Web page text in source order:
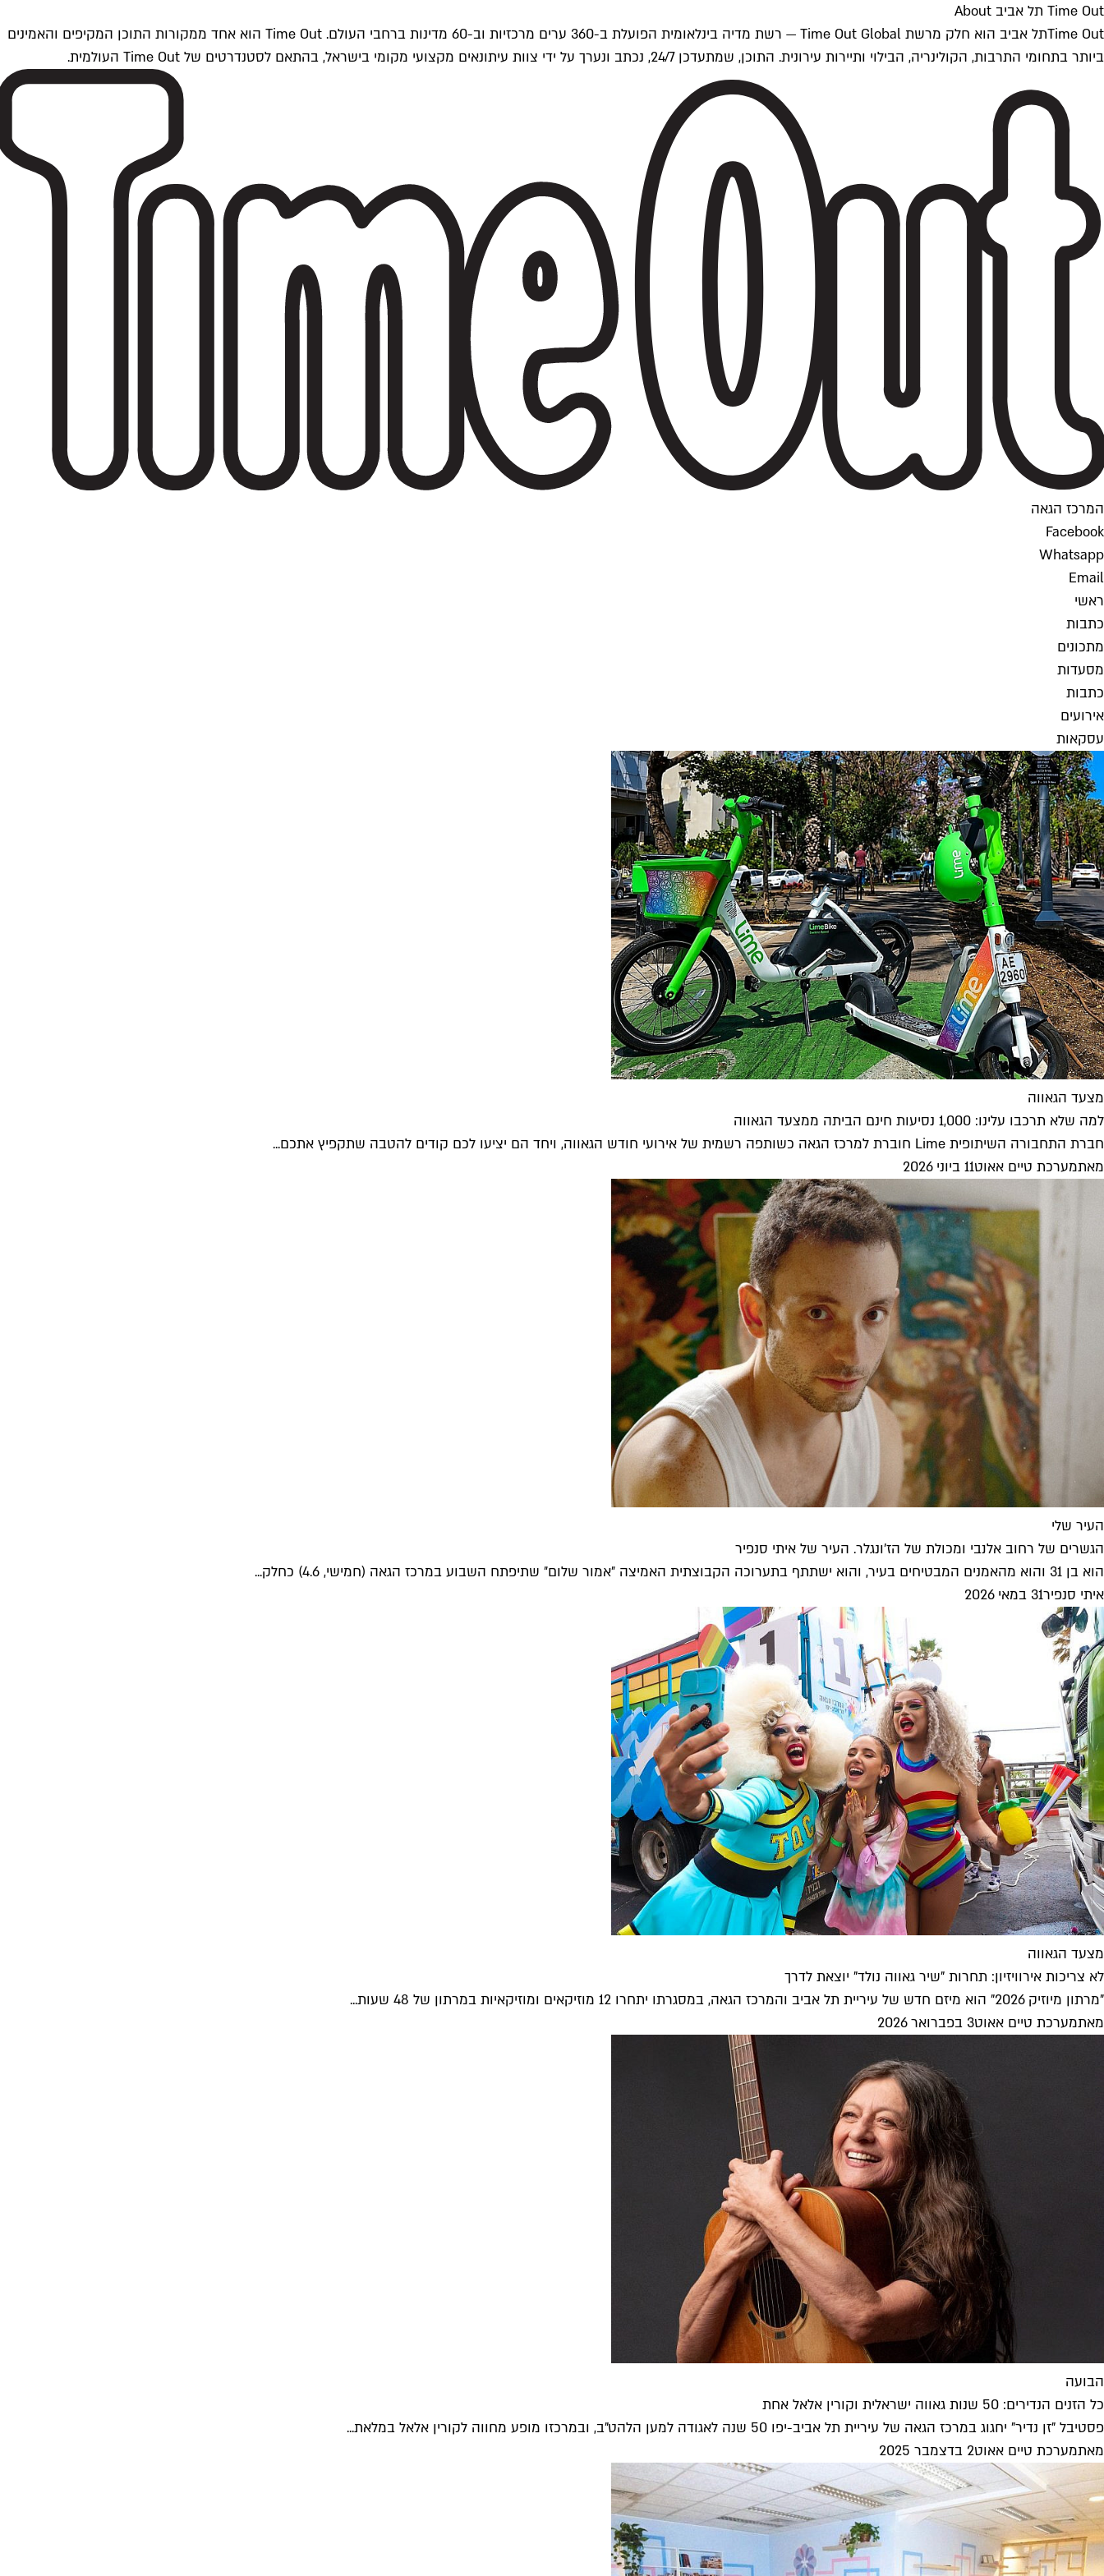
Time Out תל אביב About
Time Outתל אביב הוא חלק מרשת Time Out Global — רשת מדיה בינלאומית הפועלת ב-360 ערים מרכזיות וב-60 מדינות ברחבי העולם. Time Out הוא אחד ממקורות התוכן המקיפים והאמינים
ביותר בתחומי התרבות, הקולינריה, הבילוי ותיירות עירונית. התוכן, שמתעדכן 24/7, נכתב ונערך על ידי צוות עיתונאים מקצועי מקומי בישראל, בהתאם לסטנדרטים של Time Out העולמית.
המרכז הגאה
Facebook
Whatsapp
Email
ראשי
כתבות
מתכונים
מסעדות
כתבות
אירועים
עסקאות
מצעד הגאווה
למה שלא תרכבו עלינו: 1,000 נסיעות חינם הביתה ממצעד הגאווה
חברת התחבורה השיתופית Lime חוברת למרכז הגאה כשותפה רשמית של אירועי חודש הגאווה, ויחד הם יציעו לכם קודים להטבה שתקפיץ אתכם...
מאתמערכת טיים אאוט11 ביוני 2026
העיר שלי
הגשרים של רחוב אלנבי ומכולת של הז׳ונגלר. העיר של איתי סנפיר
הוא בן 31 והוא מהאמנים המבטיחים בעיר, והוא ישתתף בתערוכה הקבוצתית האמיצה ״אמור שלום״ שתיפתח השבוע במרכז הגאה (חמישי, 4.6) כחלק...
איתי סנפיר31 במאי 2026
מצעד הגאווה
לא צריכות אירוויזיון: תחרות "שיר גאווה נולד" יוצאת לדרך
"מרתון מיוזיק 2026" הוא מיזם חדש של עיריית תל אביב והמרכז הגאה, במסגרתו יתחרו 12 מוזיקאים ומוזיקאיות במרתון של 48 שעות...
מאתמערכת טיים אאוט3 בפברואר 2026
הבועה
כל הזנים הנדירים: 50 שנות גאווה ישראלית וקורין אלאל אחת
פסטיבל "זן נדיר" יחגוג במרכז הגאה של עיריית תל אביב-יפו 50 שנה לאגודה למען הלהט"ב, ובמרכזו מופע מחווה לקורין אלאל במלאת...
מאתמערכת טיים אאוט2 בדצמבר 2025